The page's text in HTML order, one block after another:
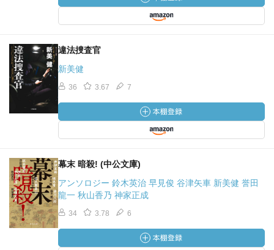
違法捜査官
新美健
36 3.67 7
幕末 暗殺! (中公文庫)
アンソロジー 鈴木英治 早見俊 谷津矢車 新美健 誉田
龍一 秋山香乃 神家正成
34 3.78 6